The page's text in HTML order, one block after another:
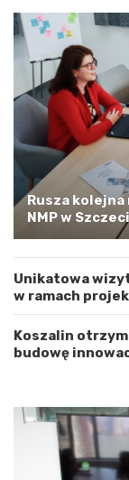
z
y
W
o
e
d
z
w
c
h
o
d
n
p
i
n
e
m
a
l
o
s
n
o
ś
ć
Rusza kolejna
NMP w
zachodnia
Unikatowa
w ramach
energetycznej
Koszalin
budowę